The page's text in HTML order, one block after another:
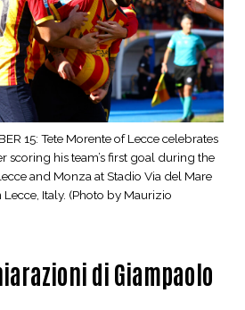
15: Tete Morente of Lecce celebrates
scoring his team’s first goal during the
and Monza at Stadio Via del Mare
Italy. (Photo by Maurizio
di Giampaolo